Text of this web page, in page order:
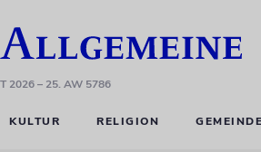
2026– 25. AW 5786
KULTUR RELIGION